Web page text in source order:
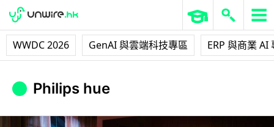
WWDC 2026 GenAI 與雲端科技專區 ERP 與商業 AI
Philips hue